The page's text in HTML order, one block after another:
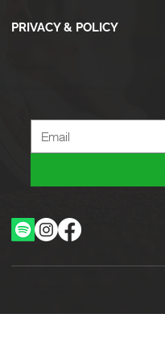
PRIVACY & POLICY